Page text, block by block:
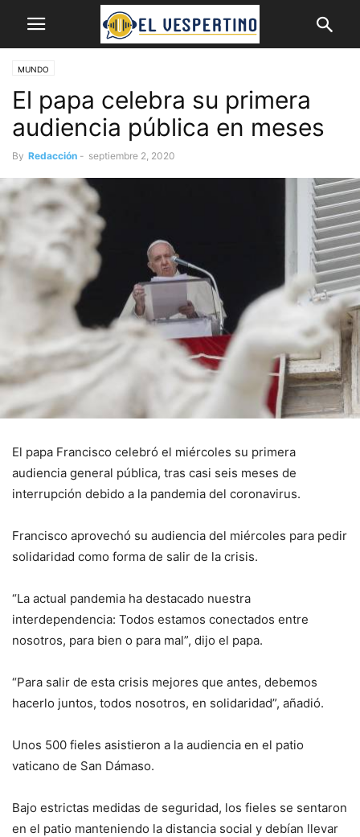
MUNDO
El papa celebra su primera
audiencia pública en meses
By Redacción - septiembre 2, 2020
El papa Francisco celebró el miércoles su primera
audiencia general pública, tras casi seis meses de
interrupción debido a la pandemia del coronavirus.
Francisco aprovechó su audiencia del miércoles para pedir
solidaridad como forma de salir de la crisis.
“La actual pandemia ha destacado nuestra
interdependencia: Todos estamos conectados entre
nosotros, para bien o para mal”, dijo el papa.
“Para salir de esta crisis mejores que antes, debemos
hacerlo juntos, todos nosotros, en solidaridad”, añadió.
Unos 500 fieles asistieron a la audiencia en el patio
vaticano de San Dámaso.
Bajo estrictas medidas de seguridad, los fieles se sentaron
en el patio manteniendo la distancia social y debían llevar